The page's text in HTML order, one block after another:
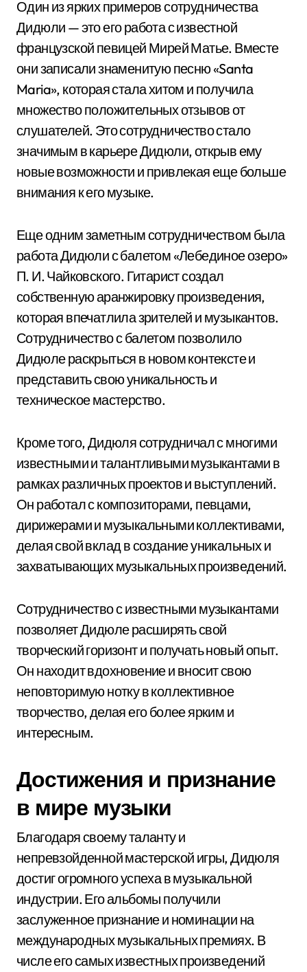
Один из ярких примеров сотрудничества
Дидюли — это его работа с известной
французской певицей Мирей Матье. Вместе
они записали знаменитую песню «Santa
Maria», которая стала хитом и получила
множество положительных отзывов от
слушателей. Это сотрудничество стало
значимым в карьере Дидюли, открыв ему
новые возможности и привлекая еще больше
внимания к его музыке.
Еще одним заметным сотрудничеством была
работа Дидюли с балетом «Лебединое озеро»
П. И. Чайковского. Гитарист создал
собственную аранжировку произведения,
которая впечатлила зрителей и музыкантов.
Сотрудничество с балетом позволило
Дидюле раскрыться в новом контексте и
представить свою уникальность и
техническое мастерство.
Кроме того, Дидюля сотрудничал с многими
известными и талантливыми музыкантами в
рамках различных проектов и выступлений.
Он работал с композиторами, певцами,
дирижерами и музыкальными коллективами,
делая свой вклад в создание уникальных и
захватывающих музыкальных произведений.
Сотрудничество с известными музыкантами
позволяет Дидюле расширять свой
творческий горизонт и получать новый опыт.
Он находит вдохновение и вносит свою
неповторимую нотку в коллективное
творчество, делая его более ярким и
интересным.
Достижения и признание
в мире музыки
Благодаря своему таланту и
непревзойденной мастерской игры, Дидюля
достиг огромного успеха в музыкальной
индустрии. Его альбомы получили
заслуженное признание и номинации на
международных музыкальных премиях. В
числе его самых известных произведений